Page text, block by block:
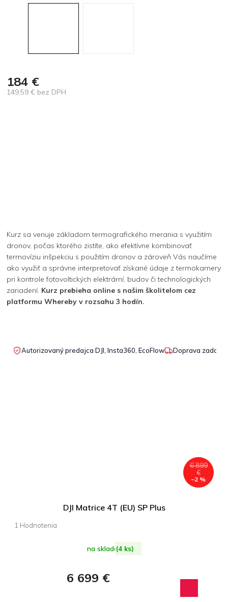
184 €
149,59 € bez DPH
Kurz sa venuje základom termografického merania s využitím
dronov, počas ktorého zistíte, ako efektívne kombinovať
termovíziu inšpekciu s použitím dronov a zároveň Vás naučíme
ako využiť a správne interpretovať získané údaje z termokamery
pri kontrole fotovoltických elektrární, budov či technologických
zariadení. Kurz prebieha online s našim školitelom cez
platformu Whereby v rozsahu 3 hodín.
Autorizovaný predajca DJI, Insta360, EcoFlow Doprava
6 899
€
–2 %
DJI Matrice 4T (EU) SP Plus
Priemerné
na sklade(4 ks)
6 699 €